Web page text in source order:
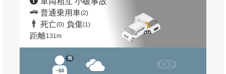
普通乗用車(2)
死亡(0) 負傷(1)
距離131m
他